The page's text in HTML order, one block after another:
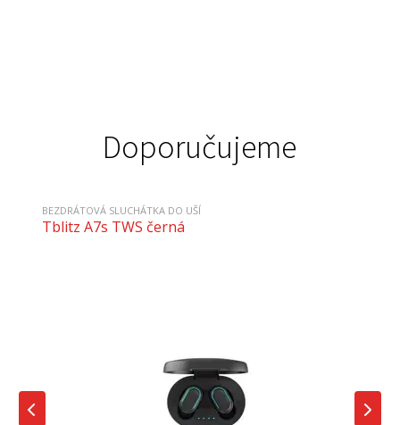
Doporučujeme
BEZDRÁTOVÁ SLUCHÁTKA DO UŠÍ
Tblitz A7s TWS černá